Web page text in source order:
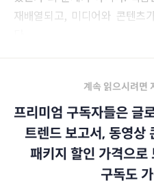
재배열되고, 미디어와 콘텐츠
계속 읽으시려면
프리미엄 구독자들은 글
트렌드 보고서, 동영상
패키지 할인 가격으로
구독도